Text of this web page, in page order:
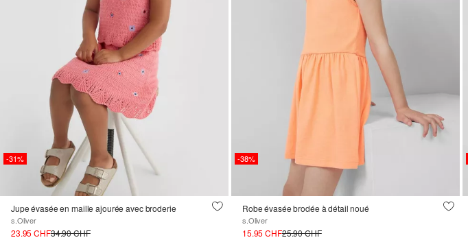
-31%
Jupe évasée en maille ajourée avec broderie
s.Oliver
23.95 CHF34.90 CHF
-38%
Robe évasée brodée à détail noué
s.Oliver
15.95 CHF25.90 CHF